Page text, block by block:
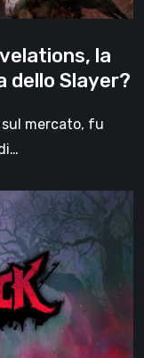
la
dello Slayer?
sul mercato, fu